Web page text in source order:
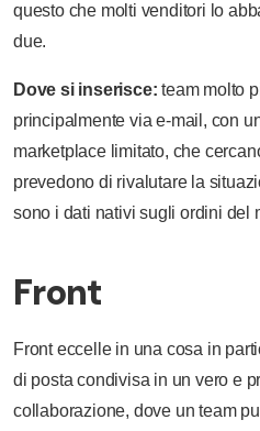
questo che molti venditori lo
due.
Dove si inserisce: team molto
principalmente via e-mail, con
marketplace limitato, che
prevedono di rivalutare la
sono i dati nativi sugli ordini del
Front
Front eccelle in una cosa in
di posta condivisa in un vero e
collaborazione, dove un team